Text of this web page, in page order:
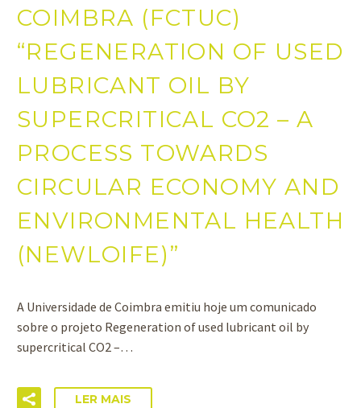
COIMBRA (FCTUC)
“REGENERATION OF USED
LUBRICANT OIL BY
SUPERCRITICAL CO2 – A
PROCESS TOWARDS
CIRCULAR ECONOMY AND
ENVIRONMENTAL HEALTH
(NEWLOIFE)”
A Universidade de Coimbra emitiu hoje um comunicado
sobre o projeto Regeneration of used lubricant oil by
supercritical CO2 –…
LER MAIS